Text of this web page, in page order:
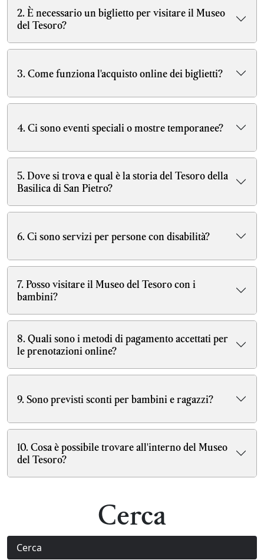
2. È necessario un biglietto per visitare il Museo
del Tesoro?
3. Come funziona l'acquisto online dei biglietti?
4. Ci sono eventi speciali o mostre temporanee?
5. Dove si trova e qual è la storia del Tesoro della
Basilica di San Pietro?
6. Ci sono servizi per persone con disabilità?
7. Posso visitare il Museo del Tesoro con i
bambini?
8. Quali sono i metodi di pagamento accettati per
le prenotazioni online?
9. Sono previsti sconti per bambini e ragazzi?
10. Cosa è possibile trovare all'interno del Museo
del Tesoro?
Cerca